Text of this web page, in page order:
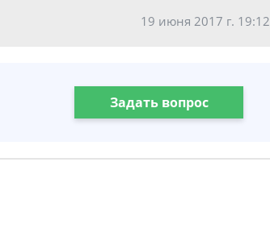
19 июня 2017 г. 19:12
Задать вопрос